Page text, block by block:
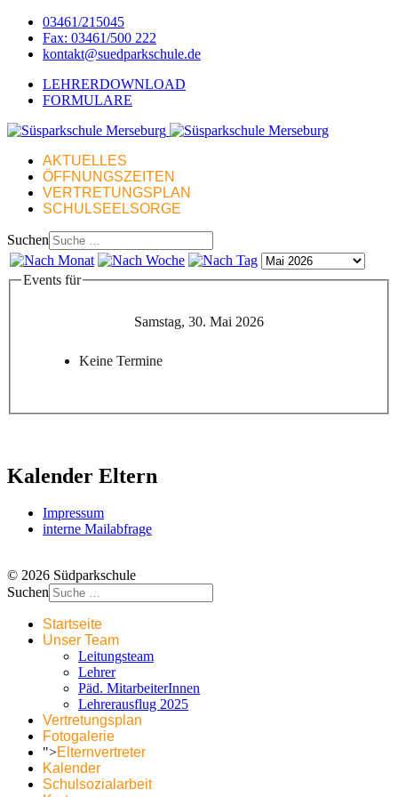
03461/215045
Fax: 03461/500 222
kontakt@suedparkschule.de
LEHRERDOWNLOAD
FORMULARE
AKTUELLES
ÖFFNUNGSZEITEN
VERTRETUNGSPLAN
SCHULSEELSORGE
Suchen
Events für
Samstag, 30. Mai 2026
Keine Termine
Kalender Eltern
Impressum
interne Mailabfrage
© 2026 Südparkschule
Suchen
Startseite
Unser Team
Leitungsteam
Lehrer
Päd. MitarbeiterInnen
Lehrerausflug 2025
Vertretungsplan
Fotogalerie
">Elternvertreter
Kalender
Schulsozialarbeit